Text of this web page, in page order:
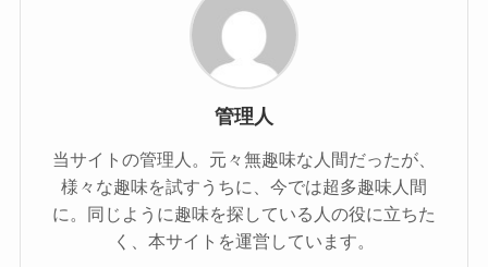
管理人
当サイトの管理人。元々無趣味な人間だったが、
様々な趣味を試すうちに、今では超多趣味人間
に。同じように趣味を探している人の役に立ちた
く、本サイトを運営しています。